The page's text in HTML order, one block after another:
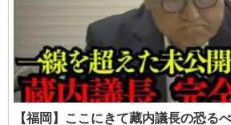
【福岡】ここにきて藏内議長の恐る